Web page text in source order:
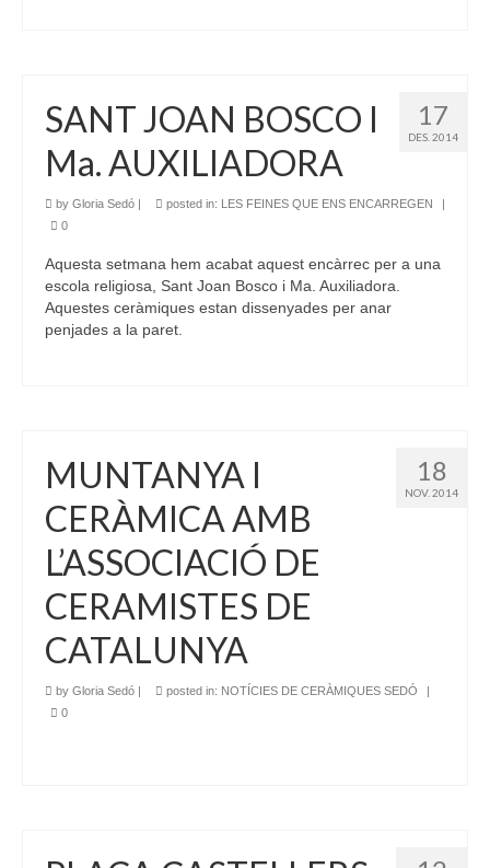
17
DES. 2014
SANT JOAN BOSCO I
Ma. AUXILIADORA
by Gloria Sedó | posted in: LES FEINES QUE ENS ENCARREGEN
|
0
Aquesta setmana hem acabat aquest encàrrec per a una
escola religiosa, Sant Joan Bosco i Ma. Auxiliadora.
Aquestes ceràmiques estan dissenyades per anar
penjades a la paret.
18
NOV. 2014
MUNTANYA I
CERÀMICA AMB
L’ASSOCIACIÓ DE
CERAMISTES DE
CATALUNYA
by Gloria Sedó posted in: NOTÍCIES DE CERÀMIQUES SEDÓ
0